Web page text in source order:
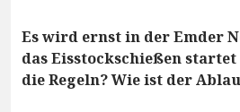
Es wird ernst in der Emder
das Eisstockschießen startet
die Regeln? Wie ist der